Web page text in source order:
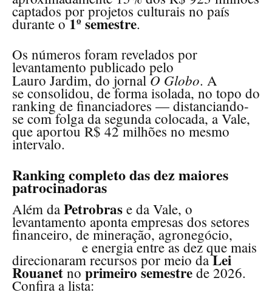
captados por projetos culturais no país
durante o1º semestre.
Os números foram revelados por
levantamento publicado pelo jornalista
Lauro Jardim, do jornalO Globo. A
se consolidou, de forma isolada, no topo do
ranking de financiadores — distanciando-
se com folga da segunda colocada, a Vale,
que aportou R$ 42 milhões no mesmo
intervalo.
Ranking completo das dez maiores
patrocinadoras
Além da Petrobras e da Vale, o
levantamento aponta empresas dos setores
financeiro, de mineração, agronegócio,
saneamento e energia entre as dez que mais
direcionaram recursos por meio daLei
Rouanet no primeiro semestre de 2026.
Confira a lista: